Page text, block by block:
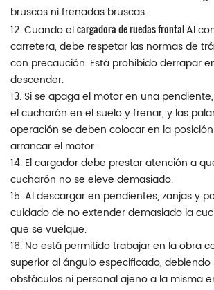
bruscos ni frenadas bruscas.
12. Cuando elcargadora de ruedas frontalAl
carretera, debe respetar las normas de
con precaución. Está prohibido derrapar
descender.
13. Si se apaga el motor en una
el cucharón en el suelo y frenar, y las
operación se deben colocar en la
arrancar el motor.
14. El cargador debe prestar atención a
cucharón no se eleve demasiado.
15. Al descargar en pendientes, zanjas y
cuidado de no extender demasiado la
que se vuelque.
16. No está permitido trabajar en la obra
superior al ángulo especificado,
obstáculos ni personal ajeno a la misma